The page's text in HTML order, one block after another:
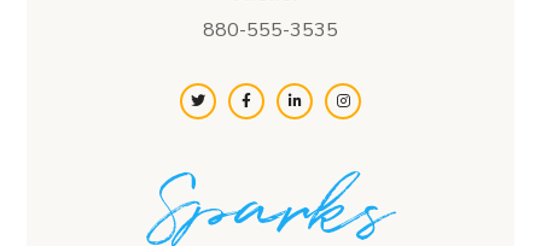
880-555-3535